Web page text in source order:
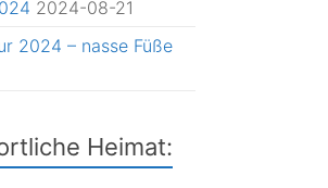
2024-08-21
2024 – nasse Füße
Heimat: